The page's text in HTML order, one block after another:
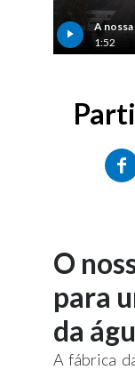
A
1:52
O
para
da
A fábrica